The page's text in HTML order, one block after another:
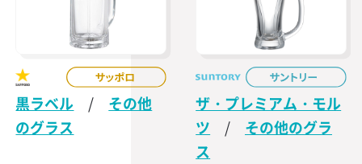
黒ラベル /
その他
のグラス
ザ・プレミアム・モル
ツ
/
その他のグラ
ス